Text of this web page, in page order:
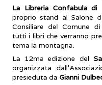
La Libreria Confabula di
proprio stand al Salone
Consiliare del Comune
tutti i libri che verranno
tema la montagna.
La 12ma edizione del
organizzata
presieduta da Gianni